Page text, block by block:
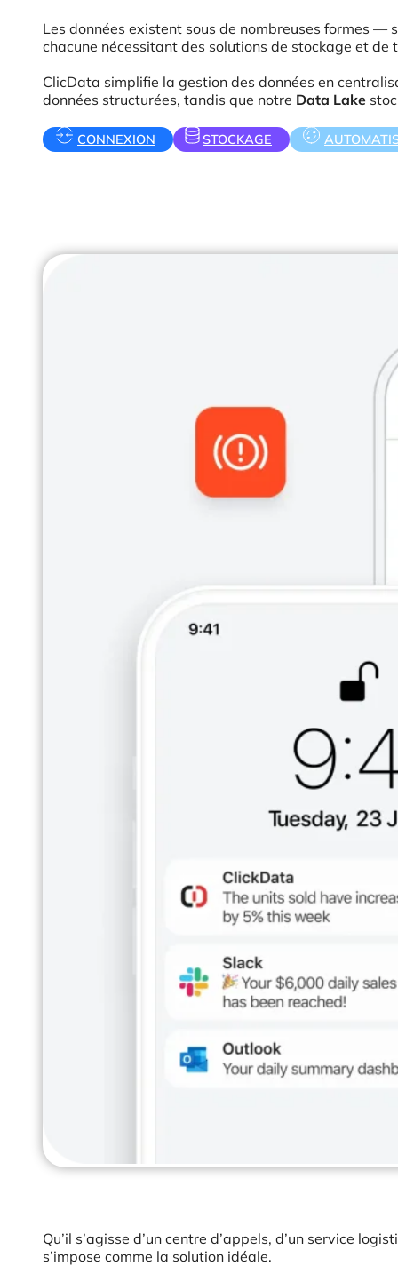
Les données existent sous de nombreuses formes —
chacune nécessitant des solutions de stockage et
ClicData simplifie la gestion des données en
données structurées, tandis que notre Data Lake
CONNEXION STOCKAGE
Qu’il s’agisse d’un centre d’appels, d’un service
s’impose comme la solution idéale.